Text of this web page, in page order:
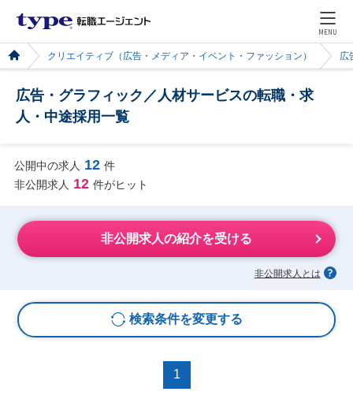
MENU
クリエイティブ（広告・メディア・イベント・ファッション） 広
広告・グラフィック／人材サービスの転職・求
人・中途採用一覧
公開中の求人 12 件
非公開求人 12 件がヒット
非公開求人の紹介を受ける
非公開求人とは
検索条件を変更する
1